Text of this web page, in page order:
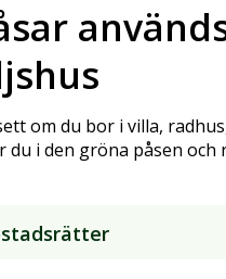
om du bor i villa,
i den gröna påsen och